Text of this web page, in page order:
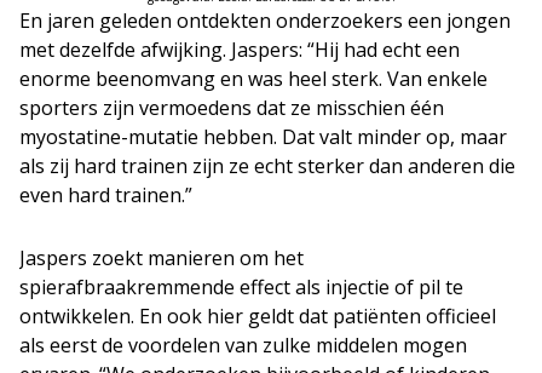
En jaren geleden ontdekten onderzoekers een jongen
met dezelfde afwijking. Jaspers: “Hij had echt een
enorme beenomvang en was heel sterk. Van enkele
sporters zijn vermoedens dat ze misschien één
myostatine-mutatie hebben. Dat valt minder op, maar
als zij hard trainen zijn ze echt sterker dan anderen die
even hard trainen.”
Jaspers zoekt manieren om het
spierafbraakremmende effect als injectie of pil te
ontwikkelen. En ook hier geldt dat patiënten officieel
als eerst de voordelen van zulke middelen mogen